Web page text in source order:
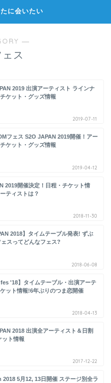
に会いたい
―
ス
2019 出演アーティスト ラインナ
ケット・グッズ情報
2019-07-11
フェス S2O JAPAN 2019開催！アー
ケット・グッズ情報
2019-04-12
2019開催決定！日程・チケット情
ティストは？
2018-11-30
2018】タイムテーブル発表! ずぶ
スってどんなフェス?
2018-06-08
fes '18】タイムテーブル・出演アーテ
ット情報!6年ぶりのつま恋開催
2018-04-13
2018 出演全アーティスト＆日割
ット情報
2017-12-22
2018 5月12, 13日開催 ステージ別全ラ